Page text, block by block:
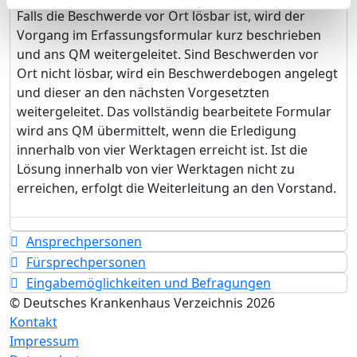
Falls die Beschwerde vor Ort lösbar ist, wird der
Vorgang im Erfassungsformular kurz beschrieben
und ans QM weitergeleitet. Sind Beschwerden vor
Ort nicht lösbar, wird ein Beschwerdebogen angelegt
und dieser an den nächsten Vorgesetzten
weitergeleitet. Das vollständig bearbeitete Formular
wird ans QM übermittelt, wenn die Erledigung
innerhalb von vier Werktagen erreicht ist. Ist die
Lösung innerhalb von vier Werktagen nicht zu
erreichen, erfolgt die Weiterleitung an den Vorstand.
Ansprechpersonen
Fürsprechpersonen
Eingabemöglichkeiten und Befragungen
© Deutsches Krankenhaus Verzeichnis 2026
Kontakt
Impressum